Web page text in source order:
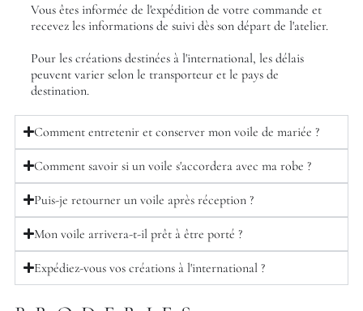
Vous êtes informée de l'expédition de votre commande et
recevez les informations de suivi dès son départ de l'atelier.
Pour les créations destinées à l'international, les délais
peuvent varier selon le transporteur et le pays de
destination.
Comment entretenir et conserver mon voile de mariée ?
Comment savoir si un voile s'accordera avec ma robe ?
Puis-je retourner un voile après réception ?
Mon voile arrivera-t-il prêt à être porté ?
Expédiez-vous vos créations à l'international ?